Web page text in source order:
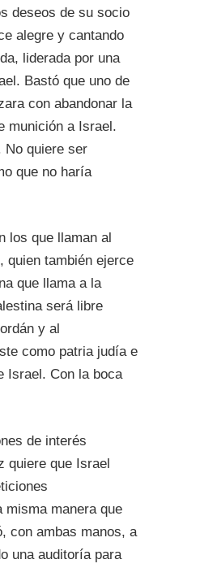
deseos de su socio
alegre y cantando
liderada por una
Bastó que uno de
con abandonar la
munición a Israel.
No quiere ser
que no haría
los que llaman al
quien también ejerce
que llama a la
será libre
y al
como patria judía e
Israel. Con la boca
de interés
quiere que Israel
misma manera que
con ambas manos, a
una auditoría para